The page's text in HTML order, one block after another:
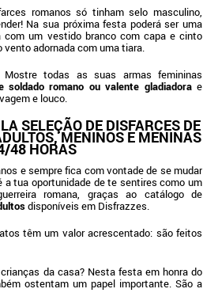
romanos só tinham selo masculino,
Na sua próxima festa poderá ser uma
com um vestido branco com capa e cinto
vento adornada com uma tiara.
Mostre todas as suas armas femininas
soldado romano ou valente gladiadorae
e louco.
SELEÇÃO DE DISFARCES DE
MENINOS E MENINAS
48 HORAS
e sempre fica com vontade de se mudar
a tua oportunidade de te sentires como um
romana, graças ao catálogo de
disponíveis em Disfrazzes.
têm um valor acrescentado: são feitos
da casa? Nesta festa em honra do
ostentam um papel importante. São a